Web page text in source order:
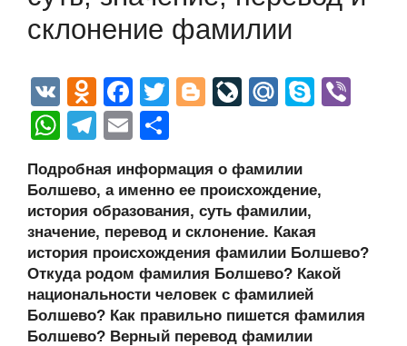
склонение фамилии
V
K
O
d
n
o
kl
a
ss
ni
ki
F
a
c
e
b
o
o
k
T
er
Bl
g
er
Li
J
o
ur
n
al
M
u
S
e
W
at
s
A
p
p
T
e
gr
a
m
E
ail р
а
в
и
ть
Подробная информация о фамилии
Болшево, а именно ее происхождение,
история образования, суть фамилии,
значение, перевод и склонение. Какая
история происхождения фамилии Болшево?
Откуда родом фамилия Болшево? Какой
национальности человек с фамилией
Болшево? Как правильно пишется фамилия
Болшево? Верный перевод фамилии